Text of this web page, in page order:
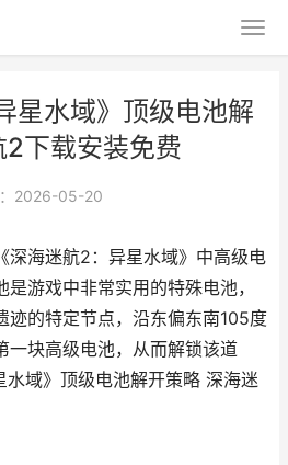
星水域》顶级电池解
下载安装免费
2026-05-20
深海迷航2：异星水域》中高级电
游戏中非常实用的特殊电池，
迹的特定节点，沿东偏东南105度
一块高级电池，从而解锁该道
域》顶级电池解开策略 深海迷